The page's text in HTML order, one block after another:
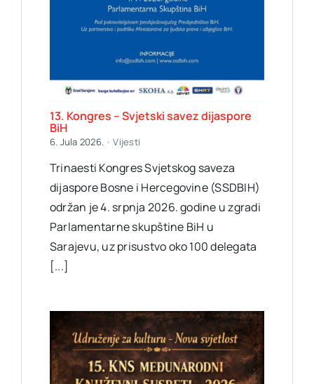
13. Kongres – Svjetski savez dijaspore
BiH
6. Jula 2026. · Vijesti
Trinaesti Kongres Svjetskog saveza
dijaspore Bosne i Hercegovine (SSDBIH)
održan je 4. srpnja 2026. godine u zgradi
Parlamentarne skupštine BiH u
Sarajevu, uz prisustvo oko 100 delegata
[...]